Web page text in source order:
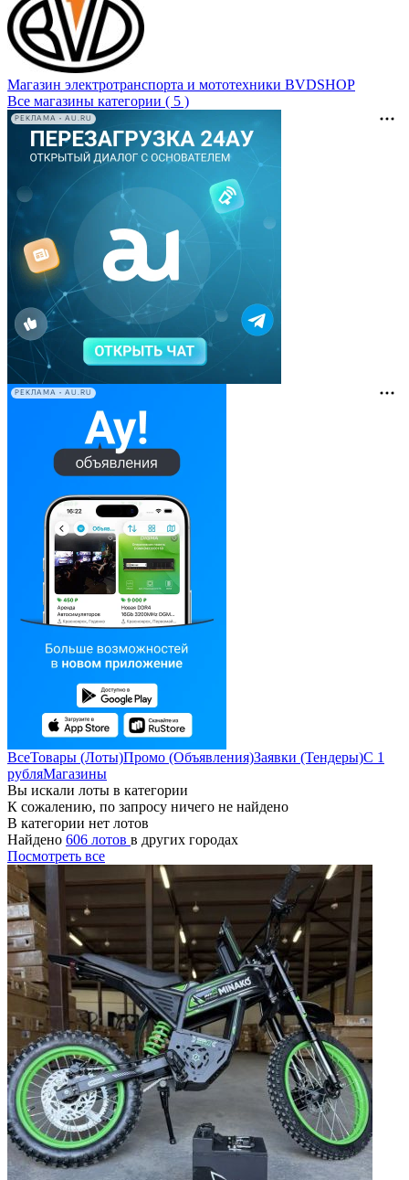
Магазин электротранспорта и мототехники BVDSHOP
Все магазины категории ( 5 )
РЕКЛАМА • AU.RU
РЕКЛАМА • AU.RU
ВсеТовары (Лоты)Промо (Объявления)Заявки (Тендеры)С 1
рубляМагазины
Вы искали лоты в категории
К сожалению, по запросу ничего не найдено
В категории нет лотов
Найдено 606 лотов в других городах
Посмотреть все